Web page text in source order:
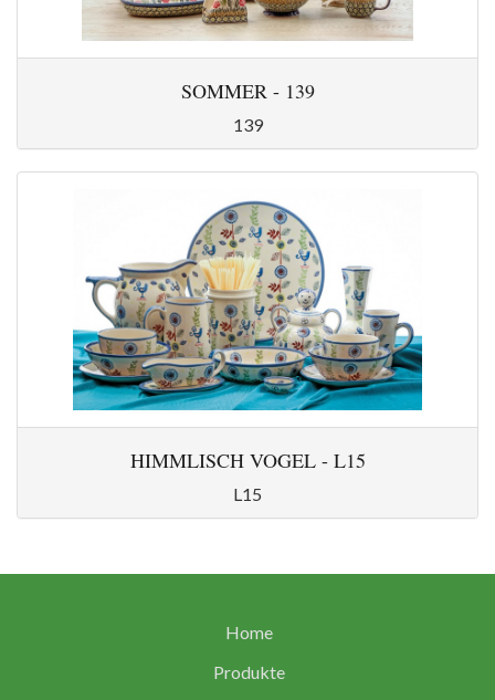
SOMMER - 139
139
HIMMLISCH VOGEL - L15
L15
Home
Produkte